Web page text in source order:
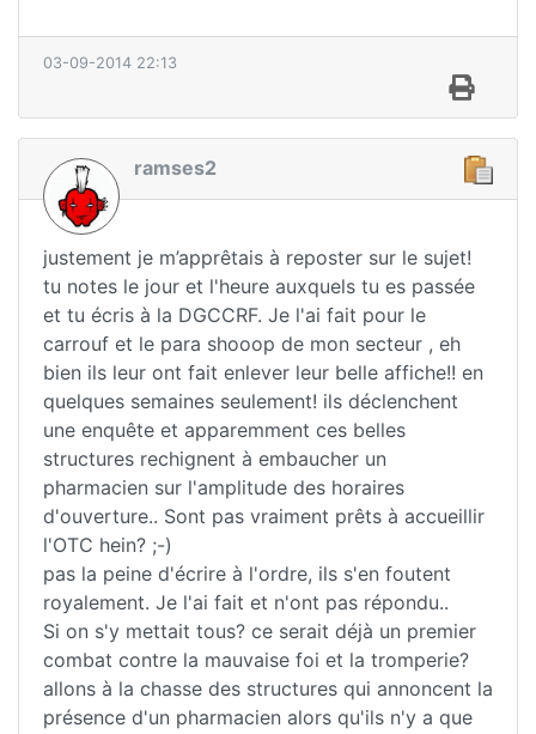
03-09-2014 22:13
ramses2
justement je m’apprêtais à reposter sur le sujet!
tu notes le jour et l'heure auxquels tu es passée
et tu écris à la DGCCRF. Je l'ai fait pour le
carrouf et le para shooop de mon secteur , eh
bien ils leur ont fait enlever leur belle affiche!! en
quelques semaines seulement! ils déclenchent
une enquête et apparemment ces belles
structures rechignent à embaucher un
pharmacien sur l'amplitude des horaires
d'ouverture.. Sont pas vraiment prêts à accueillir
l'OTC hein? ;-)
pas la peine d'écrire à l'ordre, ils s'en foutent
royalement. Je l'ai fait et n'ont pas répondu..
Si on s'y mettait tous? ce serait déjà un premier
combat contre la mauvaise foi et la tromperie?
allons à la chasse des structures qui annoncent la
présence d'un pharmacien alors qu'ils n'y a que